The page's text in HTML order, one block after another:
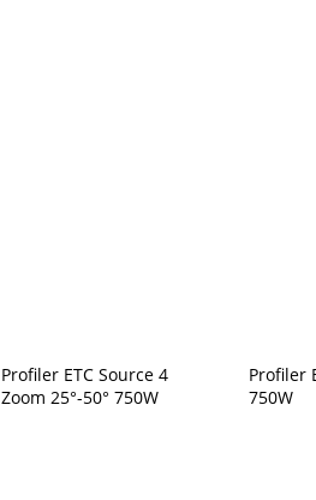
Profiler ETC Source 4
Zoom 25°-50° 750W
Profiler
750W